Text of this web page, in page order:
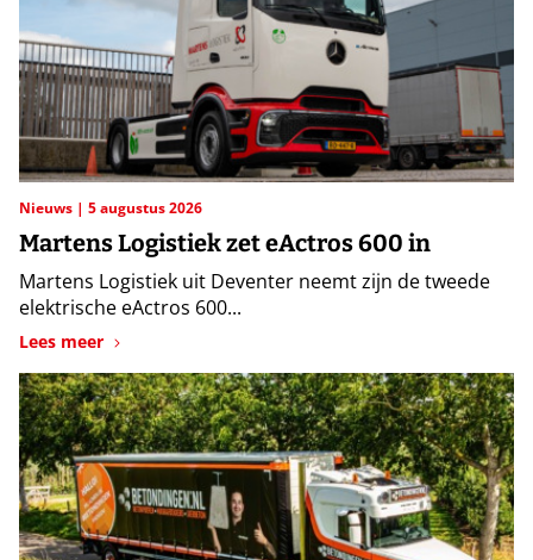
Nieuws 5 augustus 2026
Martens Logistiek zet eActros 600 in
Martens Logistiek uit Deventer neemt zijn de tweede
elektrische eActros 600...
Lees meer